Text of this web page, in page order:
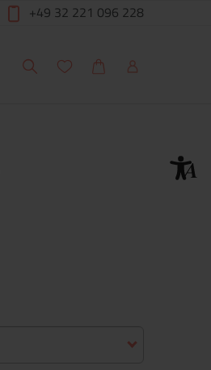
+49 32 221 096 228
Suche Meine Wunschliste
WarenkorbMein Account